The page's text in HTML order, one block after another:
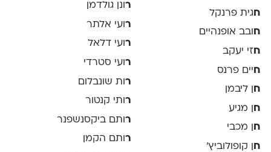
ח גית פרנקל
חובב אופנהיים
חזי יעקב
חיים פרנס
ח
ן ליבמן
ח
ן מגיע
ח ן מכבי
ח
ן קופולוביץ'
ר ונן גולדמן
ר ועי אלתר
רועי דלאל
ר ועי סטרדי
רות שונבלום
ר ותי קנטור
ר ותם ביקסנשפנר
רותם הקמן